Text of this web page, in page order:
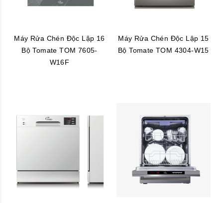
Máy Rửa Chén Độc Lập 16
Bộ Tomate TOM 7605-
W16F
Máy Rửa Chén Độc Lập 15
Bộ Tomate TOM 4304-W15